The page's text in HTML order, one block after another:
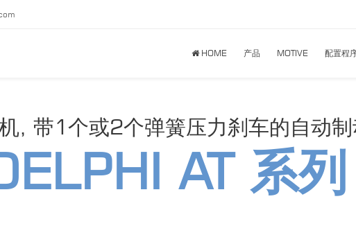
HOME 产品 MOTIVE 配置程
, 带1个或2个弹簧压力刹车的自动
AT 系列